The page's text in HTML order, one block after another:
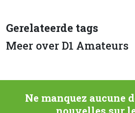
Gerelateerde tags
Meer over D1 Amateurs
Ne manquez aucune